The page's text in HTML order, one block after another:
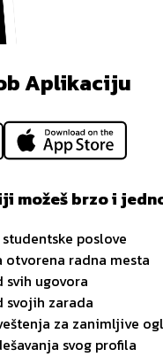
Aplikaciju
možeš brzo i
poslove
otvorena radna mesta
ugovora
zarada
za zanimljive
svog profila